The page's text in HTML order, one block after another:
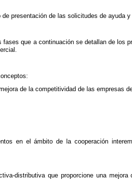
presentación de las solicitudes de ayuda
que a continuación se detallan de los
de la competitividad de las empresas
en el ámbito de la cooperación
distributiva que proporcione una